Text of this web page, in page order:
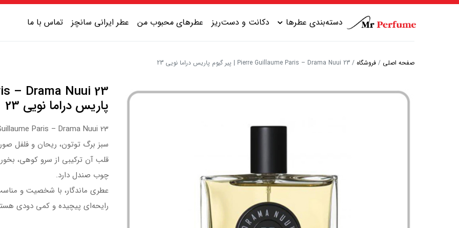
دسته‌بندی عطرها
عطر زنانه گرم
عطر مردانه گرم
دکانت و دست‌ریز عطرهای محبوب من عطر ایرانی سانچز تماس با ما
صفحه اصلی / فروشگاه / Pierre Guillaume Paris – Drama Nuui 23 | پیر گیوم پاریس دراما نویی 23
پاریس دراما نویی 23
سبز برگ توتون، ریحان و فلفل
قلب آن ترکیبی از سرو کوهی،
چوب صندل دارد.
عطری ماندگار، با شخصیت و
رایحه‌ای پیچیده و کمی دودی